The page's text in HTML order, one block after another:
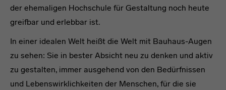
der ehemaligen Hochschule für Gestaltung noch heute
greifbar und erlebbar ist.
In einer idealen Welt heißt die Welt mit Bauhaus-Augen
zu sehen: Sie in bester Absicht neu zu denken und aktiv
zu gestalten, immer ausgehend von den Bedürfnissen
und Lebenswirklichkeiten der Menschen, für die sie